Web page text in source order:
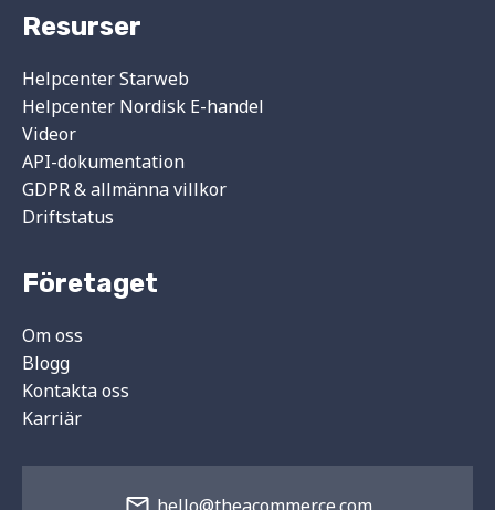
Resurser
Helpcenter Starweb
Helpcenter Nordisk E-handel
Videor
API-dokumentation
GDPR & allmänna villkor
Driftstatus
Företaget
Om oss
Blogg
Kontakta oss
Karriär